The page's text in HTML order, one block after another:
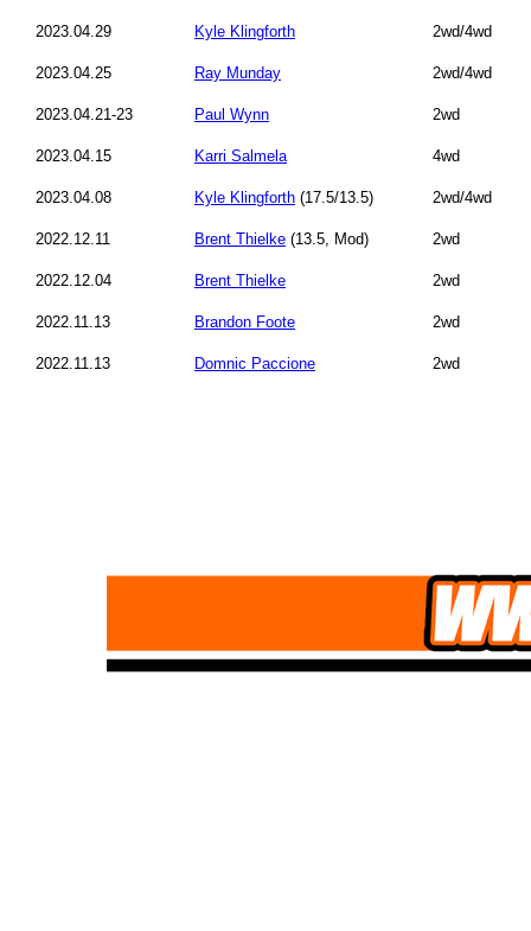
2023.04.29 Kyle Klingforth 2wd/4wd
2023.04.25 Ray Munday 2wd/4wd
2023.04.21-23 Paul Wynn 2wd
2023.04.15 Karri Salmela 4wd
2023.04.08 Kyle Klingforth (17.5/13.5) 2wd/4wd
2022.12.11 Brent Thielke (13.5, Mod) 2wd
2022.12.04 Brent Thielke 2wd
2022.11.13 Brandon Foote 2wd
2022.11.13 Domnic Paccione 2wd